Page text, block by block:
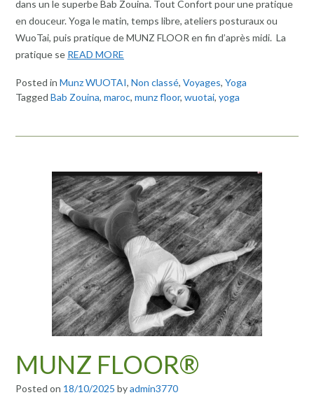
dans un le superbe Bab Zouina. Tout Confort pour une pratique
en douceur. Yoga le matin, temps libre, ateliers posturaux ou
WuoTai, puis pratique de MUNZ FLOOR en fin d’après midi. La
pratique se READ MORE
Posted in Munz WUOTAI, Non classé, Voyages, Yoga
Tagged Bab Zouina, maroc, munz floor, wuotai, yoga
MUNZ FLOOR®
Posted on 18/10/2025 byadmin3770